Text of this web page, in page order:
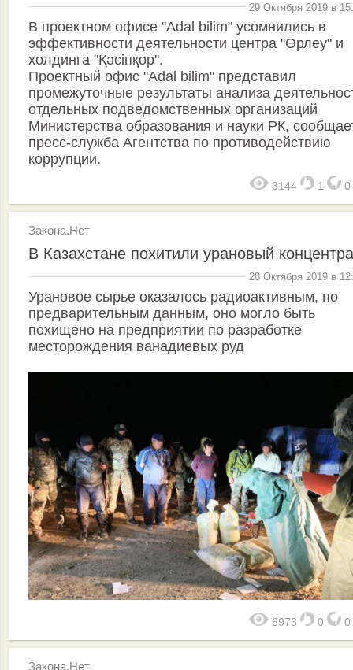
29 Октября 2019 в
В проектном офисе "Adal bilim" усомнились в
эффективности деятельности центра "Өрлеу" и
холдинга "Қәсіпқор".
Проектный офис "Adal bilim" представил
промежуточные результаты анализа
отдельных подведомственных организаций
Министерства образования и науки РК,
пресс-служба Агентства по противодействию
коррупции.
3144 1 0
Закона.Нет
В Казахстане похитили урановый
28 Октября 2019 в
Урановое сырье оказалось радиоактивным, по
предварительным данным, оно могло быть
похищено на предприятии по разработке
месторождения ванадиевых руд
6973 0 0
Закона.Нет